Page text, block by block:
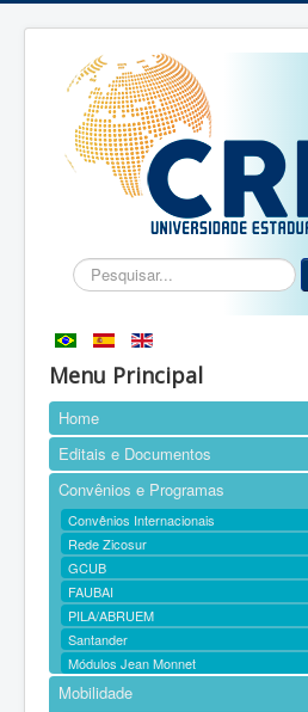
Pesquisar...
Menu Principal
Home
Editais e Documentos
Convênios e Programas
Convênios Internacionais
Rede Zicosur
GCUB
FAUBAI
PILA/ABRUEM
Santander
Módulos Jean Monnet
Mobilidade